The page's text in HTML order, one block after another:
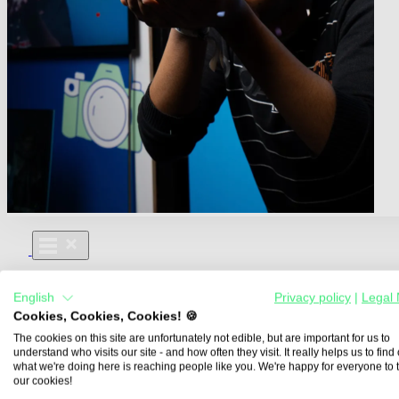
Aus- und Weiterbildungen
Für Lehre & Ausbildung
Media For You
Über Uns
English Privacy policy
Legal
Cookies, Cookies, Cookies! 🍪
The cookies on this site are unfortunately not edible, but are important for us to
understand who visits our site - and how often they visit. It really helps us to find
what we're doing here is reaching people like you. We're happy for everyone to
our cookies!